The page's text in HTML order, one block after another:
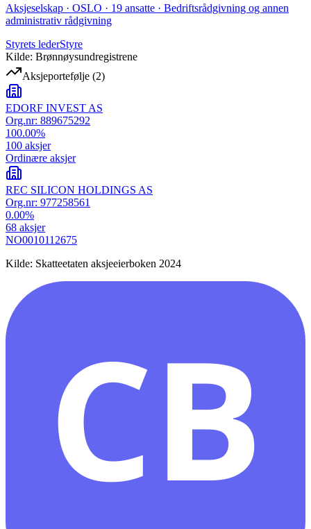
Aksjeselskap · OSLO · 19 ansatte · Bedriftsrådgivning og annen
administrativ rådgivning
Styrets lederStyre
Kilde: Brønnøysundregistrene
Aksjeportefølje (2)
EDORF INVEST AS
Org.nr: 889675292
100.00%
100 aksjer
Ordinære aksjer
REC SILICON HOLDINGS AS
Org.nr: 977258561
0.00%
68 aksjer
NO0010112675
Kilde: Skatteetaten aksjeeierboken 2024
CB